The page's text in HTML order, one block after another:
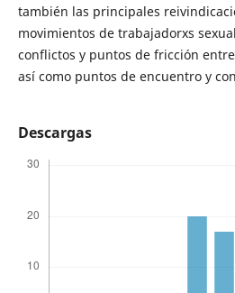
también las principales
movimientos de trabajadorxs
conflictos y puntos de fricción
así como puntos de encuentro y
Descargas